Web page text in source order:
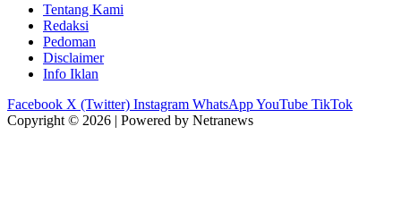
Tentang Kami
Redaksi
Pedoman
Disclaimer
Info Iklan
Facebook X (Twitter) Instagram WhatsAppYouTube TikTok
Copyright © 2026 | Powered by Netranews